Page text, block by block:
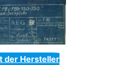
der Hersteller